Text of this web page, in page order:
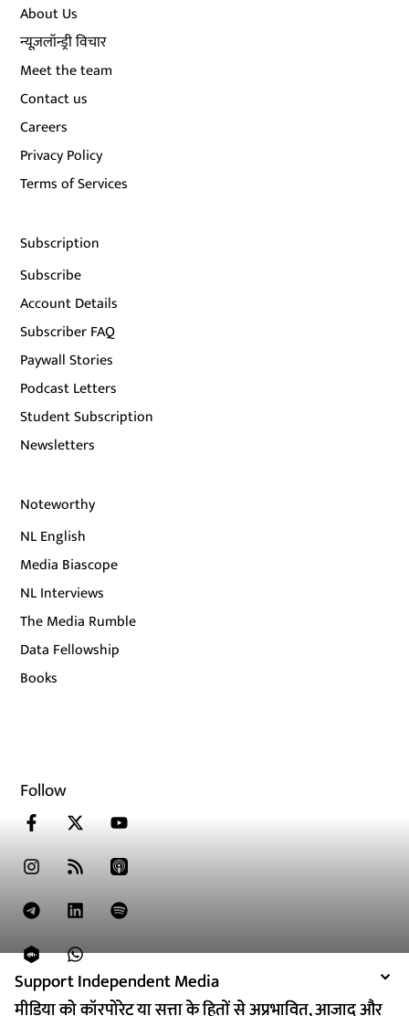
Support Independent Media
मीडिया को कॉरपोरेट या सत्ता के हितों से अप्रभावित, आजाद और
Support Independent Media
मीडिया को कॉरपोरेट या सत्ता के हितों से अप्रभावित, आजाद और
About Us
न्यूज़लॉन्ड्री विचार
Meet the team
Contact us
Careers
Privacy Policy
Terms of Services
Subscription
Subscribe
Account Details
Subscriber FAQ
Paywall Stories
Podcast Letters
Student Subscription
Newsletters
Noteworthy
NL English
Media Biascope
NL Interviews
The Media Rumble
Data Fellowship
Books
Follow